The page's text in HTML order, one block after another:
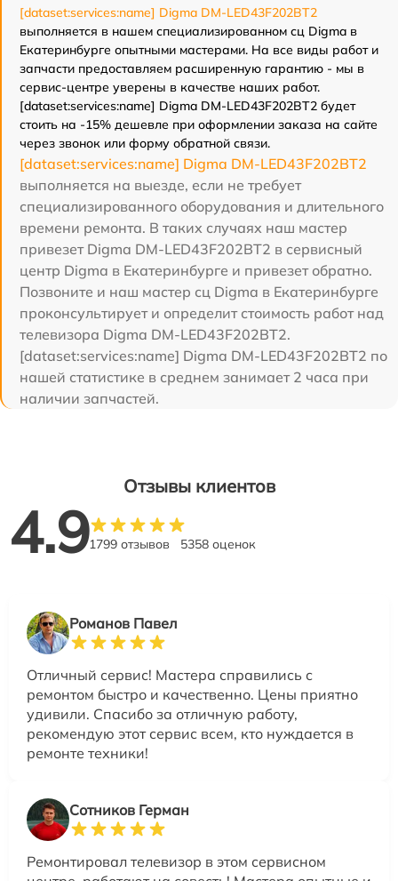
[dataset:services:name] Digma DM-LED43F202BT2
выполняется в нашем специализированном сц Digma в
Екатеринбурге опытными мастерами. На все виды работ и
запчасти предоставляем расширенную гарантию - мы в
сервис-центре уверены в качестве наших работ.
[dataset:services:name] Digma DM-LED43F202BT2 будет
стоить на -15% дешевле при оформлении заказа на сайте
через звонок или форму обратной связи.
[dataset:services:name] Digma DM-LED43F202BT2
выполняется на выезде, если не требует
специализированного оборудования и длительного
времени ремонта. В таких случаях наш мастер
привезет Digma DM-LED43F202BT2 в сервисный
центр Digma в Екатеринбурге и привезет обратно.
Позвоните и наш мастер сц Digma в Екатеринбурге
проконсультирует и определит стоимость работ над
телевизора Digma DM-LED43F202BT2.
[dataset:services:name] Digma DM-LED43F202BT2 по
нашей статистике в среднем занимает 2 часа при
наличии запчастей.
Отзывы клиентов
4.91799 отзывов 5358 оценок
Романов Павел
Отличный сервис! Мастера справились с
ремонтом быстро и качественно. Цены приятно
удивили. Спасибо за отличную работу,
рекомендую этот сервис всем, кто нуждается в
ремонте техники!
Сотников Герман
Ремонтировал телевизор в этом сервисном